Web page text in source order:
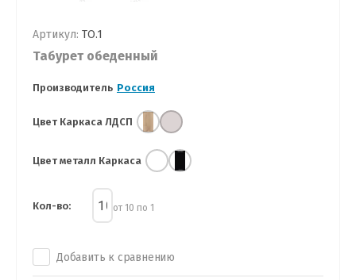
Артикул: ТО.1
Табурет обеденный
Производитель Россия
Цвет Каркаса ЛДСП
Цвет металл Каркаса
Кол-во: от 10 по 1
Добавить к сравнению